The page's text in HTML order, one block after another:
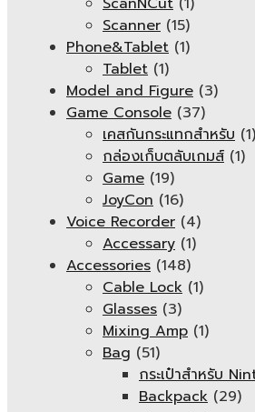
Scanner (15)
Phone&Tablet (1)
Tablet (1)
Model and Figure (3)
Game Console (37)
เคสกันกระแทกสำหรับ (1)
กล่องเก็บตลับเกมส์ (1)
Game (19)
JoyCon (16)
Voice Recorder (4)
Accessary (1)
Accessories (148)
Cable Lock (1)
Glasses (3)
Mixing Amp (1)
Bag (51)
กระเป๋าสำหรับ
Backpack (29)